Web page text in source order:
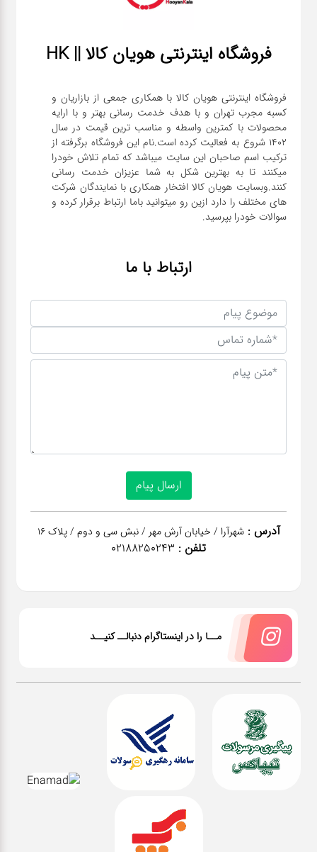
فروشگاه اینترنتی هویان کالا || HK
فروشگاه اینترنتی هویان کالا با همکاری جمعی از بازاریان و
کسبه مجرب تهران و با هدف خدمت رسانی بهتر و با ارایه
محصولات با کمترین واسطه و مناسب ترین قیمت در سال
1402 شروع به فعالیت کرده است.نام این فروشگاه برگرفته از
ترکیب اسم صاحبان این سایت میباشد که تمام تلاش خودرا
میکنند تا به بهترین شکل به شما عزیزان خدمت رسانی
کنند.وبسایت هویان کالا افتخار همکاری با نمایندگان شرکت
های مختلف را دارد ازین رو میتوانید باما ارتباط برقرار کرده و
سوالات خودرا بپرسید.
ارتباط با ما
آدرس : شهرآرا / خیابان آرش مهر / نبش سی و دوم / پلاک 16
تلفن : 02188250243
مــا را در اینستاگرام دنبالــ کنیــد